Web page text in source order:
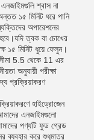
শ্বাস না
১৫ মিনিট ধরে পানি
অপারেশনের
ত্বক বা চোখের
১৫ মিনিট ধুয়ে ফেলুন।
5.5 থেকে 11 এর
অনুযায়ী পরীক্ষা
প্রক্রিয়াকরণ
হাইড্রোজেন
এনজাইমগুলো
পণ্যটি ফুড গ্রেড
ব্যবহার করে শুধুমাত্র